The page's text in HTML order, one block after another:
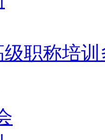
职称培